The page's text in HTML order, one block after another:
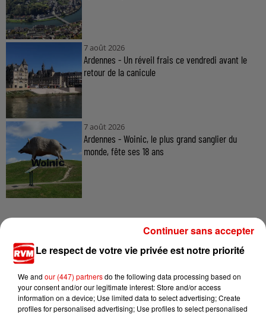
7 août 2026
Ardennes - Un réveil frais ce vendredi avant le
retour de la canicule
7 août 2026
Ardennes - Woinic, le plus grand sanglier du
monde, fête ses 18 ans
TITRES DIFFUSÉS
10h45
10h45 10h36
10h36 10h33
10h33
Le respect de votre vie privée est notre priorité
We and our (447) partnersdo the following data processing based on
your consent and/or our legitimate interest: Store and/or access
information on a device; Use limited data to select advertising; Create
profiles for personalised advertising; Use profiles to select personalised
Continuer sans accepter